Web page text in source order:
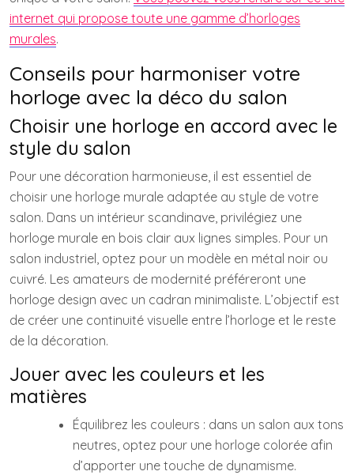
internet qui propose toute une gamme d’horloges
murales.
Conseils pour harmoniser votre
horloge avec la déco du salon
Choisir une horloge en accord avec le
style du salon
Pour une décoration harmonieuse, il est essentiel de
choisir une horloge murale adaptée au style de votre
salon. Dans un intérieur scandinave, privilégiez une
horloge murale en bois clair aux lignes simples. Pour un
salon industriel, optez pour un modèle en métal noir ou
cuivré. Les amateurs de modernité préféreront une
horloge design avec un cadran minimaliste. L’objectif est
de créer une continuité visuelle entre l’horloge et le reste
de la décoration.
Jouer avec les couleurs et les
matières
Équilibrez les couleurs : dans un salon aux tons
neutres, optez pour une horloge colorée afin
d’apporter une touche de dynamisme.